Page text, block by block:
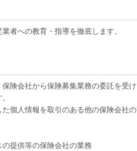
者への教育・指導を徹底します。
険会社から保険募集業務の委託を受
個人情報を取引のある他の保険会社
提供等の保険会社の業務